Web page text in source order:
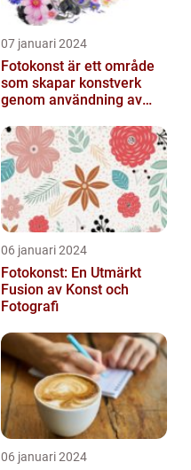
07 januari 2024
Fotokonst är ett område
som skapar konstverk
genom användning av
06 januari 2024
Fotokonst: En Utmärkt
Fusion av Konst och
Fotografi
06 januari 2024